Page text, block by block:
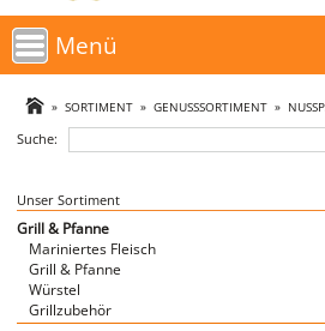
Menü
AKTIONEN
SORTIMENT
LOGIN
FAVORITEN
» SORTIMENT» GENUSSSORTIMENT»
Suche:
Unser Sortiment
Grill & Pfanne
Mariniertes Fleisch
Grill & Pfanne
Würstel
Grillzubehör